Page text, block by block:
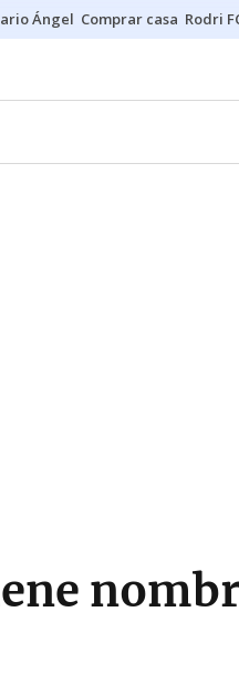
Ángel Comprar casa Rodri